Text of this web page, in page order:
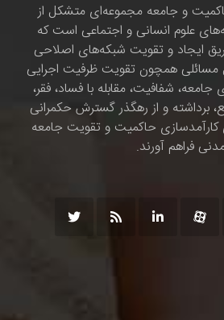
و جامعه مجموعه‌ای متشکل از
علوم انسانی و اجتماعی است که
ایجاد و تقویت شبکه‌های اصلاحی
مسائلی همچون تقویت ظرفیت اجرایی
شفافیت، مقابله با فساد، فقر،
برداشته و از رهگذر گسترش حکمرانی
کارآمدسازی حاکمیت و تقویت جامعه
فراهم آورند.